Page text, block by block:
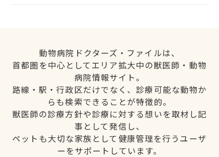
動物病院ドクターズ・ファイルは、
首都圏を中心としてエリア拡大中の獣医師・動物
病院情報サイト。
路線・駅・行政区だけでなく、診療可能な動物か
らも検索できることが特徴的。
獣医師の診療方針や診療に対する想いを取材し記
事として発信し、
ペットも大切な家族として健康管理を行うユーザ
ーをサポートしています。